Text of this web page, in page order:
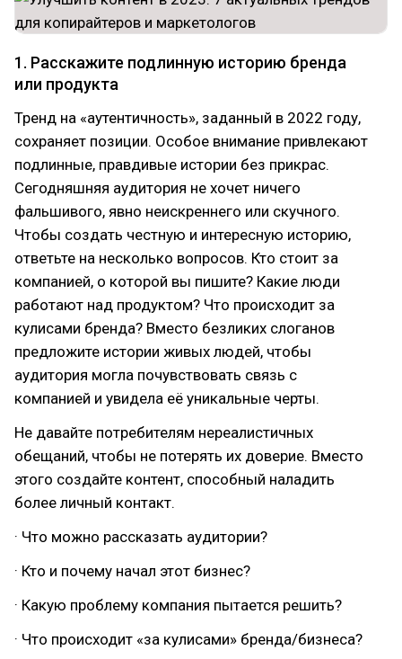
1. Расскажите подлинную историю бренда
или продукта
Тренд на «аутентичность», заданный в 2022 году,
сохраняет позиции. Особое внимание привлекают
подлинные, правдивые истории без прикрас.
Сегодняшняя аудитория не хочет ничего
фальшивого, явно неискреннего или скучного.
Чтобы создать честную и интересную историю,
ответьте на несколько вопросов. Кто стоит за
компанией, о которой вы пишите? Какие люди
работают над продуктом? Что происходит за
кулисами бренда? Вместо безликих слоганов
предложите истории живых людей, чтобы
аудитория могла почувствовать связь с
компанией и увидела её уникальные черты.
Не давайте потребителям нереалистичных
обещаний, чтобы не потерять их доверие. Вместо
этого создайте контент, способный наладить
более личный контакт.
· Что можно рассказать аудитории?
· Кто и почему начал этот бизнес?
· Какую проблему компания пытается решить?
· Что происходит «за кулисами» бренда/бизнеса?